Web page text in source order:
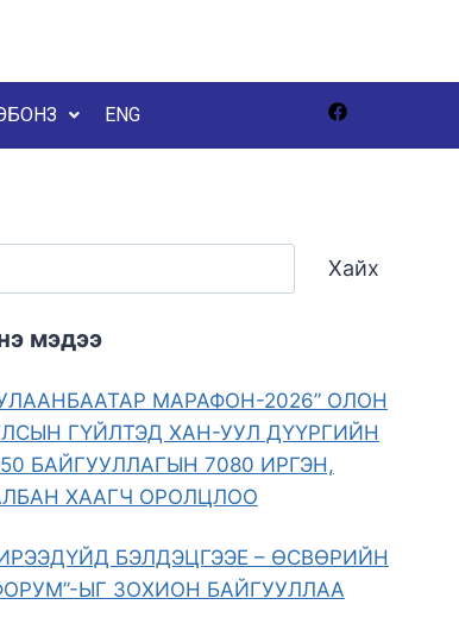
ENG
Хайх
мэдээ
МАРАФОН-2026” ОЛОН
ГҮЙЛТЭД ХАН-УУЛ ДҮҮРГИЙН
БАЙГУУЛЛАГЫН 7080 ИРГЭН,
ХААГЧ ОРОЛЦЛОО
БЭЛДЭЦГЭЭЕ – ӨСВӨРИЙН
ЫГ ЗОХИОН БАЙГУУЛЛАА